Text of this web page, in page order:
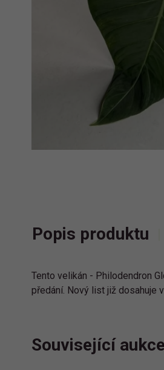
Popis produktu
Tento velikán - Philodendron
předání. Nový list již dosahuje
Související aukce